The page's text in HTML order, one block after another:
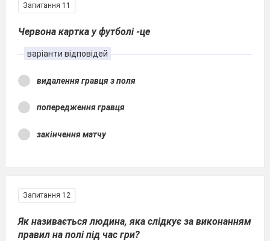
Запитання 11
Червона картка у футболі -це
варіанти відповідей
видалення гравця з поля
попередження гравця
закінчення матчу
Запитання 12
Як називається людина, яка слідкує за виконанням
правил на полі під час гри?